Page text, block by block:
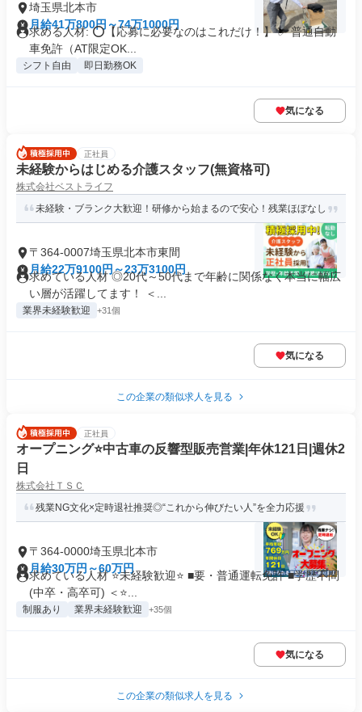
埼玉県北本市
月給41万800円～74万1000円
求める人材: ⭕️【応募に必要なのはこれだけ！】 ✅ 普通自動
車免許（AT限定OK...
シフト自由 即日勤務OK
気になる
正社員
未経験からはじめる介護スタッフ(無資格可)
株式会社ベストライフ
未経験・ブランク大歓迎！研修から始まるので安心！残業ほぼなし
〒364-0007埼玉県北本市東間
月給22万9100円～23万3100円
求めている人材 ◎20代～50代まで年齢に関係なく本当に幅広
い層が活躍してます！ ＜...
業界未経験歓迎 +31個
気になる
この企業の類似求人を見る
正社員
オープニング⭐中古車の反響型販売営業|年休121日|週休2
日
株式会社ＴＳＣ
残業NG文化×定時退社推奨◎“これから伸びたい人”を全力応援
〒364-0000埼玉県北本市
月給30万円～60万円
求めている人材 ⭐未経験歓迎⭐ ■要・普通運転免許 ■学歴不問
(中卒・高卒可) ＜⭐...
制服あり 業界未経験歓迎 +35個
気になる
この企業の類似求人を見る